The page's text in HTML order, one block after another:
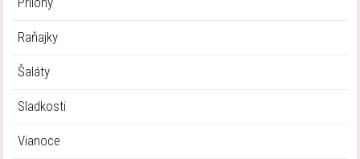
Raňajky
Šaláty
Sladkosti
Vianoce